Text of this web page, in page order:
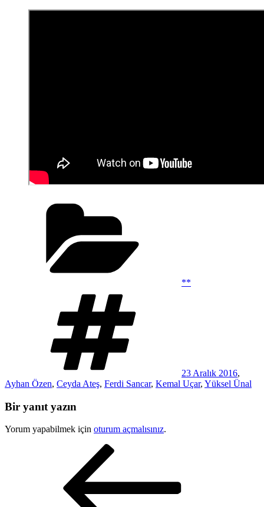
**
23 Aralık 2016,
Ayhan Özen, Ceyda Ateş, Ferdi Sancar, Kemal Uçar, Yüksel Ünal
Bir yanıt yazın
Yorum yapabilmek için oturum açmalısınız.